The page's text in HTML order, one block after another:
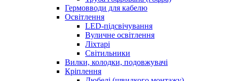
Гермовводи для кабелю
Освітлення
LED-підсвічування
Вуличне освітлення
Ліхтарі
Світильники
Вилки, колодки, подовжувачі
Кріплення